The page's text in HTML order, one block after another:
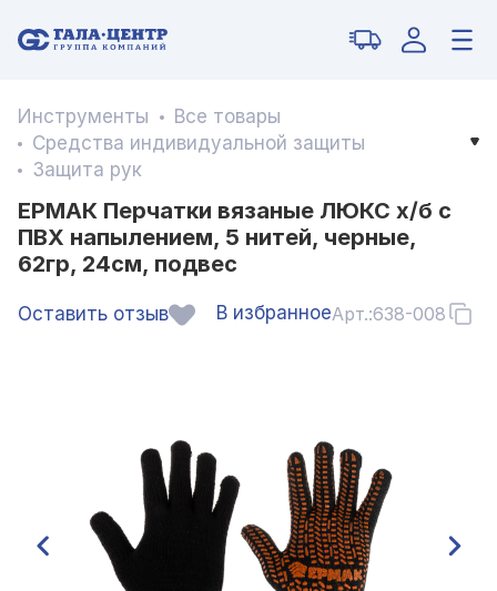
Инструменты
Все товары
Средства индивидуальной защиты
Защита рук
ЕРМАК Перчатки вязаные ЛЮКС х/б с
ПВХ напылением, 5 нитей, черные,
62гр, 24см, подвес
Оставить отзыв В избранноеАрт.:638-008